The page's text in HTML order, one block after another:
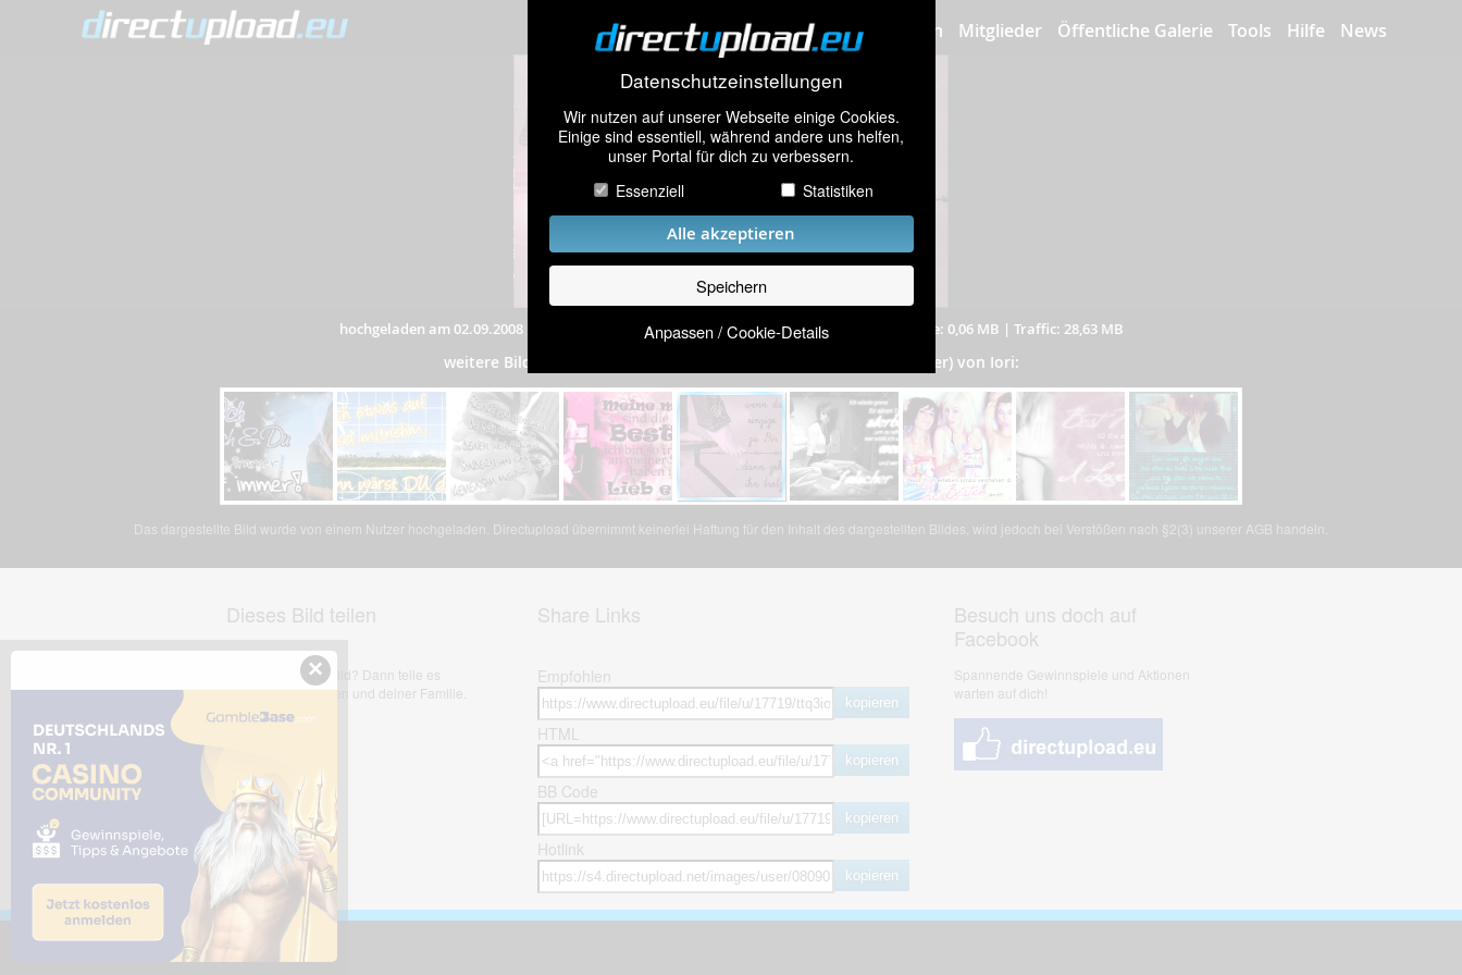
Datenschutzeinstellungen
Wir nutzen auf unserer Webseite einige Cookies.
Einige sind essentiell, während andere uns helfen,
unser Portal für dich zu verbessern.
Essenziell
Statistiken
Alle akzeptieren
Speichern
Anpassen / Cookie-Details
Bilder hochladen Mitglieder Öffentliche Galerie Tools Hilfe News
hochgeladen am 02.09.2008| 441 mal angeschaut|Auflösung: 400x233 Pixel Dateigröße: 0,06 MB | Traffic: 28,63 MB
weitere Bilder aus dem Album (247 Bilder) von Iori:
Das dargestellte Bild wurde von einem Nutzer hochgeladen. Directupload übernimmt keinerlei Haftung für den Inhalt des dargestellten Bildes, wird jedoch bei Verstößen nach §2(3) unserer AGB handeln.
Dieses Bild teilen
Dir gefällt dieses Bild? Dann teile es
mit deinen Freunden und deiner Familie.
Share Links
Empfohlen
kopieren
HTML
kopieren
BB Code
kopieren
Hotlink
kopieren
Besuch uns doch auf
Facebook
Spannende Gewinnspiele und Aktionen
warten auf dich!
×